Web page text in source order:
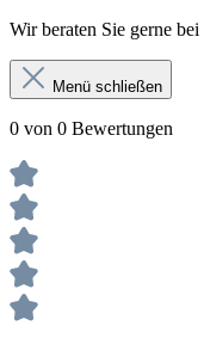
Wir beraten Sie gerne
Menü schließen
0 von 0 Bewertungen